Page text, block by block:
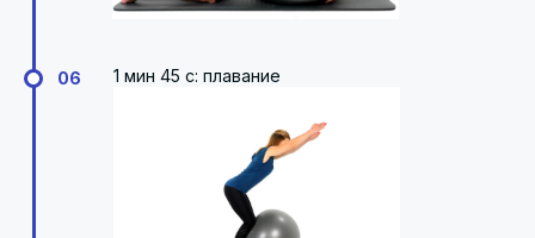
06 1 мин 45 с: плавание